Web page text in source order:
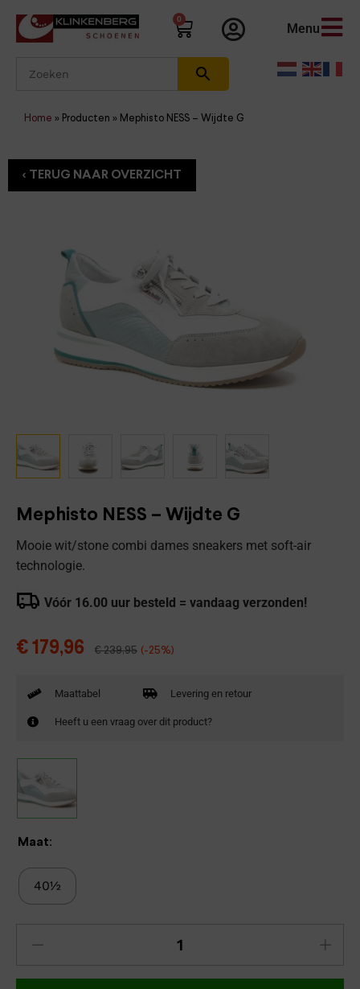
0
Menu
Home » Producten » Mephisto NESS – Wijdte G
Mephisto NESS – Wijdte G
Mooie wit/stone combi dames sneakers met soft-air
technologie.
Vóór 16.00 uur besteld = vandaag verzonden!
€ 179,96 €239,95 (-25%)
Maattabel Levering en retour
Heeft u een vraag over dit product?
Maat:
40½